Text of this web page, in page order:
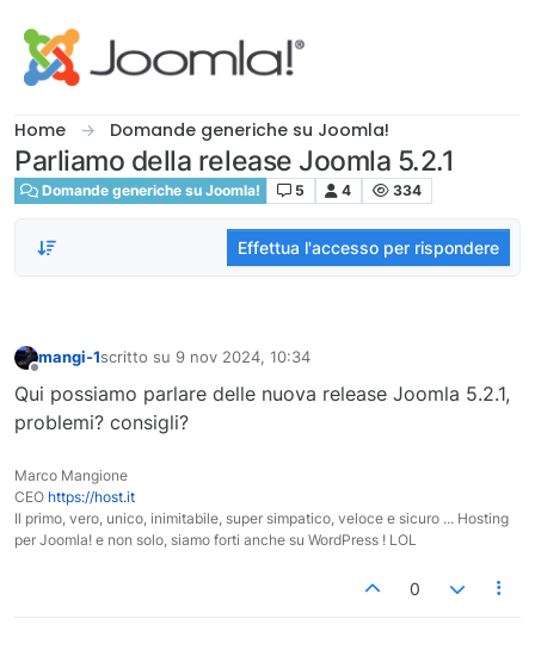
Home Domande generiche su Joomla!
Parliamo della release Joomla 5.2.1
Domande generiche su Joomla! 5 4 334
Effettua l'accesso per rispondere
mangi-1scritto su 9 nov 2024, 10:34
ultima modifica di
Qui possiamo parlare delle nuova release Joomla 5.2.1,
problemi? consigli?
Marco Mangione
CEO https://host.it
Il primo, vero, unico, inimitabile, super simpatico, veloce e sicuro ... Hosting
per Joomla! e non solo, siamo forti anche su WordPress ! LOL
0